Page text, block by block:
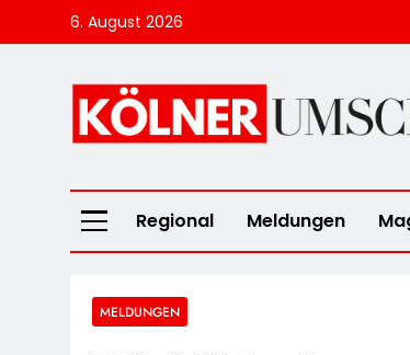
to
6. August 2026
Kölner
Regional Meldungen
MELDUNGEN